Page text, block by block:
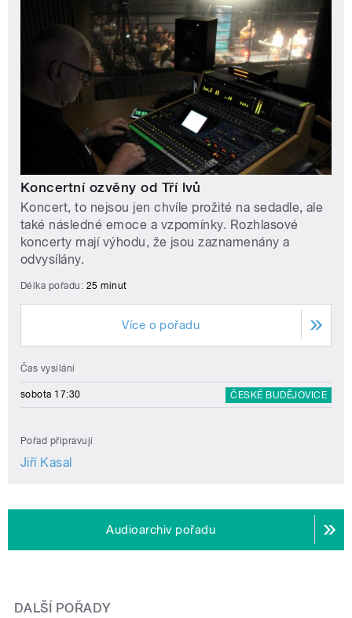
Koncertní ozvěny od Tří lvů
Koncert, to nejsou jen chvíle prožité na sedadle, ale
také následné emoce a vzpomínky. Rozhlasové
koncerty mají výhodu, že jsou zaznamenány a
odvysílány.
Délka pořadu: 25 minut
Více o pořadu
Čas vysílání
sobota 17:30 ČESKÉ BUDĚJOVICE
Pořad připravují
Jiří Kasal
Audioarchiv pořadu
DALŠÍ POŘADY